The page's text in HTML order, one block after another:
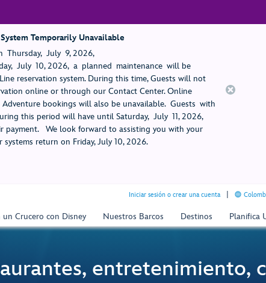
Temporarily Unavailable
July 9, 2026,
July 10, 2026, a planned maintenance will be
reservation system. During this time, Guests will not
online or through our Contact Center. Online
Adventure bookings will also be unavailable. Guests with
this period will have until Saturday, July 11, 2026,
payment. We look forward to assisting you with your
return on Friday, July 10, 2026.
Iniciar sesión o crear una cuenta
un Crucero con Disney Nuestros Barcos Destinos Planifica
entretenimiento,